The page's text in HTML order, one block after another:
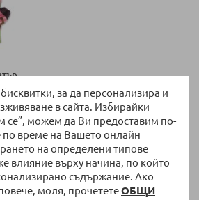
за да персонализира и
в сайта. Избирайки
се”, можем да Ви предоставим по-
време на Вашето онлайн
на определени типове
влияние върху начина, по който
съдържание. Ако
моля, прочететеОБЩИ
на страница
фактор за детското